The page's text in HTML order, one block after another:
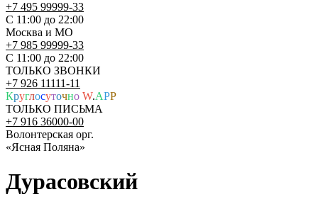
+7 495 99999-33
С 11:00 до 22:00
Москва и МО
+7 985 99999-33
С 11:00 до 22:00
ТОЛЬКО ЗВОНКИ
+7 926 11111-11
Круглосуточно W.APP
ТОЛЬКО ПИСЬМА
+7 916 36000-00
Волонтерская орг.
«Ясная Поляна»
Дурасовский